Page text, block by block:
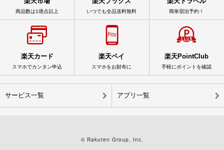
商品数は1億点以上 いつでも全品送料無料 簡単宿泊予約！
楽天カード
スマホでカンタン申込
楽天ペイ
スマホをお財布に
楽天PointClub
手軽にポイントを確認
サービス一覧 アプリ一覧
© Rakuten Group, Inc.